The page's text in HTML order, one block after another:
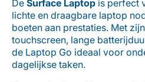
De Surface Laptop is perfect
lichte en draagbare laptop
boeten aan prestaties. Met
touchscreen, lange
de Laptop Go ideaal voor
dagelijkse taken.